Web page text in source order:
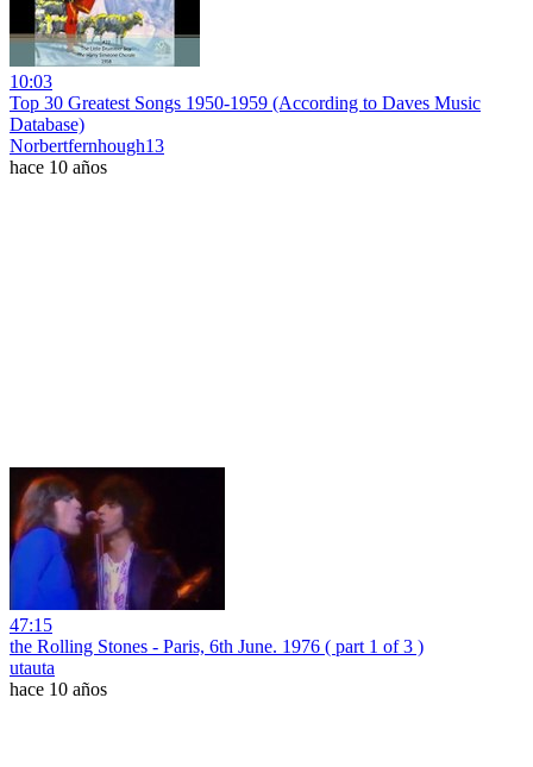
10:03
Top 30 Greatest Songs 1950-1959 (According to Daves Music
Database)
Norbertfernhough13
hace 10 años
47:15
the Rolling Stones - Paris, 6th June. 1976 ( part 1 of 3 )
utauta
hace 10 años